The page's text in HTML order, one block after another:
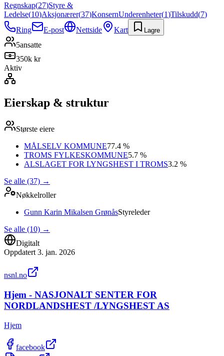
Regnskap(27)Styre &
Ledelse(10)Aksjonærer(37)KonsernUnderenheter(1)Tilskudd(7)
Ring
E-post Nettside Kart Lagre
5ansatte
350k kr
Aktiv
Eierskap & struktur
Største eiere
MÅLSELV KOMMUNE77.4 %
TROMS FYLKESKOMMUNE5.7 %
ALSLAGET FOR LYNGSHEST I TROMS3.2 %
Se alle (37) →
Nøkkelroller
Gunn Karin Mikalsen GrønåsStyreleder
Se alle (10) →
Digitalt
Oppdatert 3. jan. 2026
nsnl.no
Hjem - NASJONALT SENTER FOR
NORDLANDSHEST /LYNGSHEST AS
Hjem
facebook